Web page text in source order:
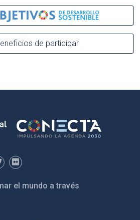
de participar
el mundo a través